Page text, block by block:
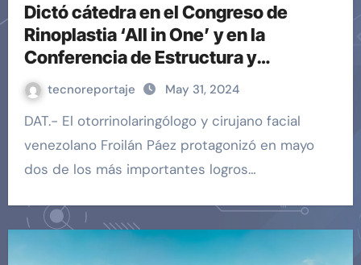
Dictó cátedra en el Congreso de
Rinoplastia ‘All in One’ y en la
Conferencia de Estructura y
Conservación
tecnoreportaje May 31, 2024
DAT.- El otorrinolaringólogo y cirujano facial
venezolano Froilán Páez protagonizó en mayo
dos de los más importantes logros…